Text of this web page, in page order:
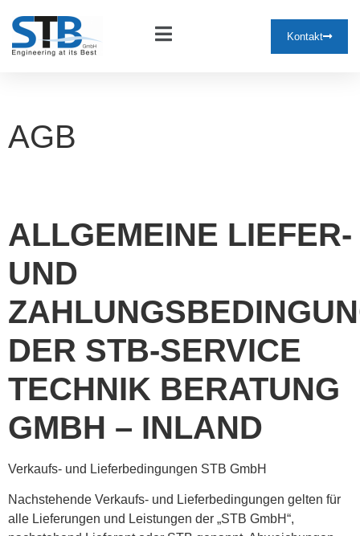
Kontakt
AGB
ALLGEMEINE LIEFER-
UND
DER STB-SERVICE
TECHNIK BERATUNG
GMBH – INLAND
Verkaufs- und Lieferbedingungen STB GmbH
Nachstehende Verkaufs- und Lieferbedingungen gelten für
alle Lieferungen und Leistungen der „STB GmbH“,